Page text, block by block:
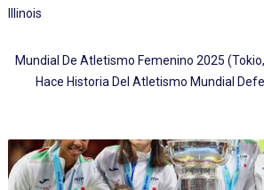
Illinois
Mundial De Atletismo Femenino 2025
Hace Historia Del Atletismo Mundial